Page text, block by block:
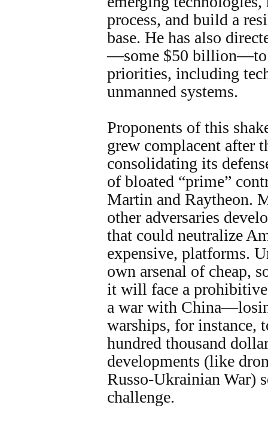
process, and build a
base. He has also
—some $50 billion—to
priorities, including
unmanned systems.
Proponents of this
grew complacent after
consolidating its
of bloated “prime”
Martin and Raytheon.
other adversaries
that could neutralize
expensive, platforms.
own arsenal of cheap,
it will face a prohibitive
a war with
warships, for instance,
hundred thousand
developments (like
Russo-Ukrainian War)
challenge.